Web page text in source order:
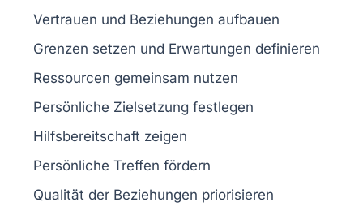
Vertrauen und Beziehungen aufbauen
Grenzen setzen und Erwartungen definieren
Ressourcen gemeinsam nutzen
Persönliche Zielsetzung festlegen
Hilfsbereitschaft zeigen
Persönliche Treffen fördern
Qualität der Beziehungen priorisieren